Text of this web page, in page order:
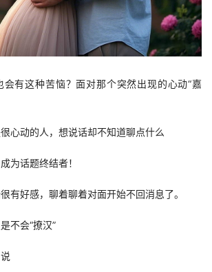
这种苦恼？面对那个突然出现的心动“嘉
动的人，想说话却不知道聊点什么
话题终结者！
好感，聊着聊着对面开始不回消息了。
会“撩汉”